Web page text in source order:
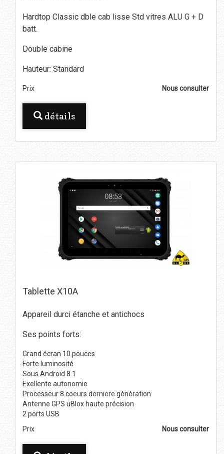
Hardtop Classic dble cab lisse Std vitres ALU G + D
batt.
Double cabine
Hauteur: Standard
Prix Nous consulter
détails
Tablette X10A
Appareil durci étanche et antichocs
Ses points forts:
Grand écran 10 pouces
Forte luminosité
Sous Android 8.1
Exellente autonomie
Processeur 8 coeurs derniere génération
Antenne GPS uBlox haute précision
2 ports USB
Prix
Nous consulter